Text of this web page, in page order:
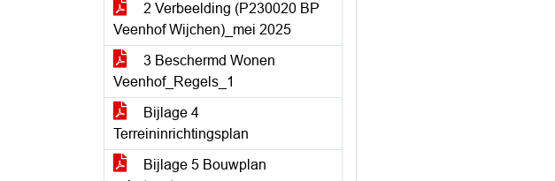
2 Verbeelding (P230020 BP
Veenhof Wijchen)_mei 2025
3 Beschermd Wonen
Veenhof_Regels_1
Bijlage 4
Terreininrichtingsplan
Bijlage 5 Bouwplan